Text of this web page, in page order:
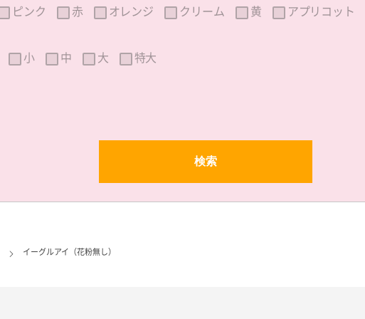
ピンク 赤 オレンジ クリーム 黄 アプリコット
小 中 大 特大
イーグルアイ（花粉無し）